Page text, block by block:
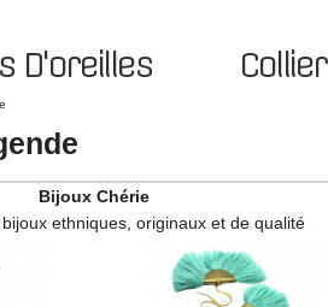
D'oreilles Collier
Bijoux Chérie
ethniques, originaux et de qualité